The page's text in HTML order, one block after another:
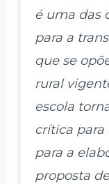
é uma das
para a
que se
rural
escola
crítica para
para a
proposta